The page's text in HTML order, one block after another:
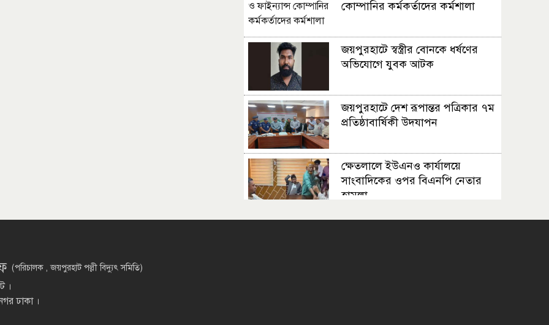
কোম্পানির কর্মকর্তাদের কর্মশালা
জয়পুরহাটে স্বস্ত্রীর বোনকে ধর্ষণের
অভিযোগে যুবক আটক
জয়পুরহাটে দেশ রূপান্তর পত্রিকার ৭ম
প্রতিষ্ঠাবার্ষিকী উদযাপন
ক্ষেতলালে ইউএনও কার্যালয়ে
সাংবাদিকের ওপর বিএনপি নেতার
হামলা
রাজধানীতে দুর্বৃত্তের গুলিতে এক
(পরিচালক , জয়পুরহাট পল্লী বিদ্যুৎ সমিতি)
।
ঢাকা ।